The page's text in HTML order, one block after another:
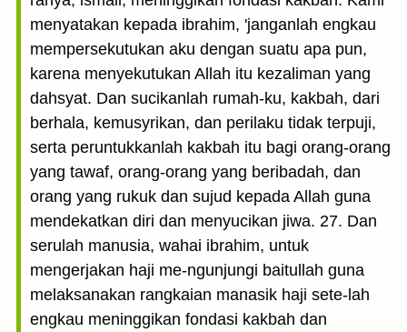
menyatakan kepada ibrahim, 'janganlah engkau
mempersekutukan aku dengan suatu apa pun,
karena menyekutukan Allah itu kezaliman yang
dahsyat. Dan sucikanlah rumah-ku, kakbah, dari
berhala, kemusyrikan, dan perilaku tidak terpuji,
serta peruntukkanlah kakbah itu bagi orang-orang
yang tawaf, orang-orang yang beribadah, dan
orang yang rukuk dan sujud kepada Allah guna
mendekatkan diri dan menyucikan jiwa. 27. Dan
serulah manusia, wahai ibrahim, untuk
mengerjakan haji me-ngunjungi baitullah guna
melaksanakan rangkaian manasik haji sete-lah
engkau meninggikan fondasi kakbah dan